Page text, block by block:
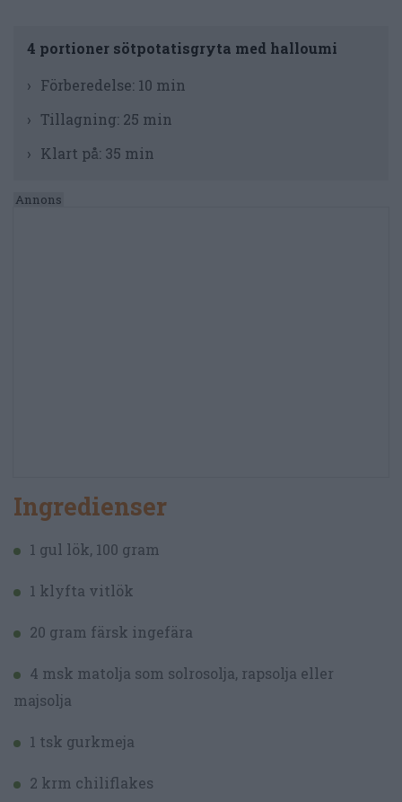
4 portioner sötpotatisgryta med halloumi
Förberedelse: 10 min
Tillagning: 25 min
Klart på: 35 min
Ingredienser
1 gul lök, 100 gram
1 klyfta vitlök
20 gram färsk ingefära
4 msk matolja som solrosolja, rapsolja eller
majsolja
1 tsk gurkmeja
2 krm chiliflakes